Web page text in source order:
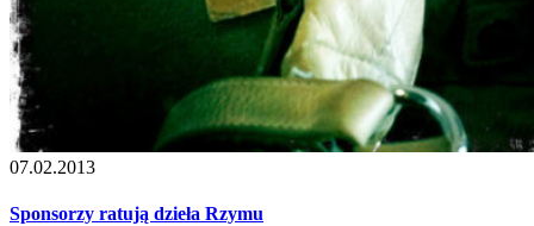
07.02.2013
Sponsorzy ratują dzieła Rzymu